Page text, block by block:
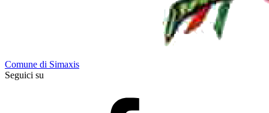
Comune di Simaxis
Seguici su